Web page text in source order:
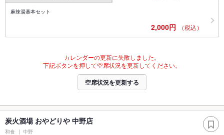
麻辣湯基本セット
2,000円 （税込）
カレンダーの更新に失敗しました。
下記ボタンを押して空席状況を更新してください。
空席状況を更新する
炭火酒場 おやどりや 中野店
和食 中野